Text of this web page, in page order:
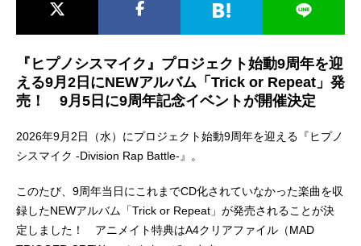
男性声優/女性声優一覧
『ヒプノシスマイク』プロジェクト始動9周年を迎
える9月2日にNEWアルバム「Trick or Repeat」発
売！ 9月5日に9周年記念イベントが開催決定
2026年9月2日（水）にプロジェクト始動9周年を迎える『ヒプノ
シスマイク -Division Rap Battle-』。
このたび、9周年当日にこれまでCD化されていなかった楽曲を収
録したNEWアルバム「Trick or Repeat」が発売されることが決
定しました！ アニメイト特典はA4クリアファイル（MAD